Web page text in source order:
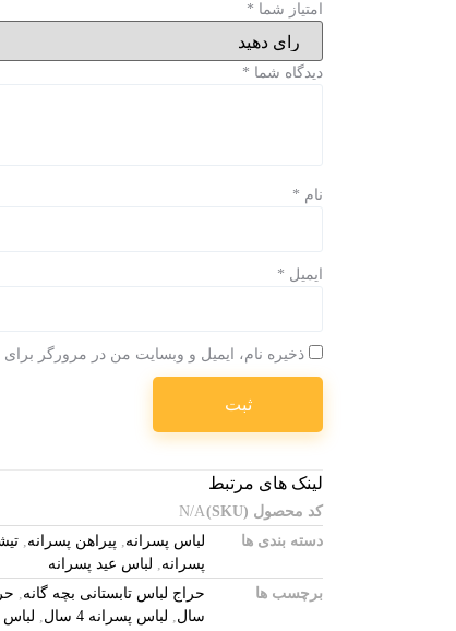
امتیاز شما *
دیدگاه شما *
نام *
ایمیل *
ذخیره نام، ایمیل و وبسایت من در مرورگر
لینک های مرتبط
کد محصول (SKU)
N/A
دسته بندی ها
لباس پسرانه پیراهن پسرانه
پسرانه
لباس عید پسرانه
برچسب ها
حراج لباس تابستانی بچه گانه
سال
لباس پسرانه 4 سال لباس